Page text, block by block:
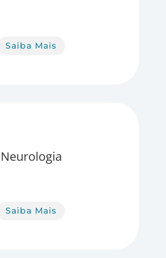
Saiba Mais
Neurologia
Saiba Mais